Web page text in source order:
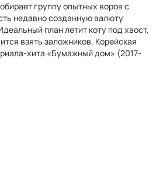
группу опытных воров с
недавно созданную валюту
план летит коту под хвост,
взять заложников. Корейская
хита «Бумажный дом» (2017-